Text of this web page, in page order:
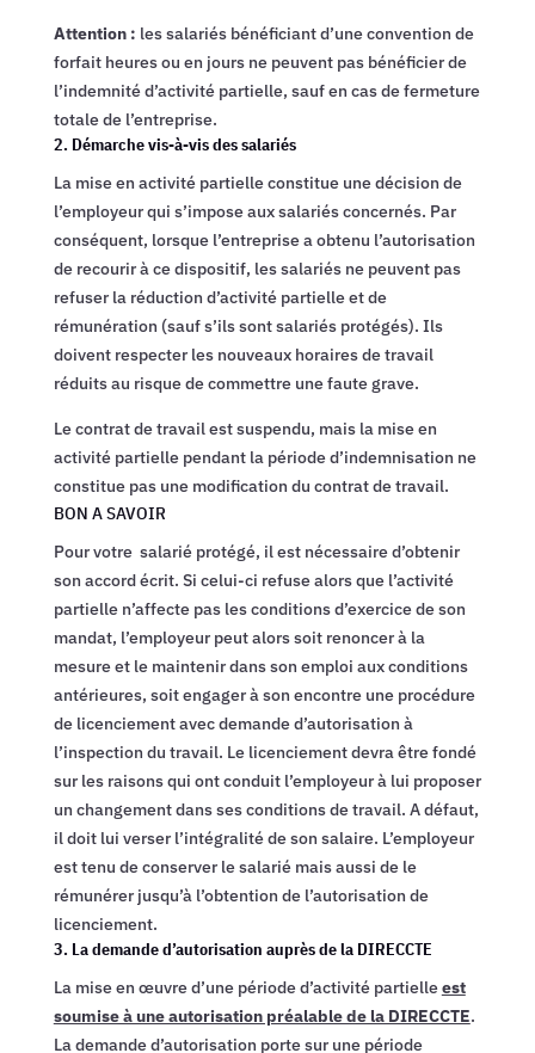
Attention : les salariés bénéficiant d’une convention de
forfait heures ou en jours ne peuvent pas bénéficier de
l’indemnité d’activité partielle, sauf en cas de fermeture
totale de l’entreprise.
2. Démarche vis-à-vis des salariés
La mise en activité partielle constitue une décision de
l’employeur qui s’impose aux salariés concernés. Par
conséquent, lorsque l’entreprise a obtenu l’autorisation
de recourir à ce dispositif, les salariés ne peuvent pas
refuser la réduction d’activité partielle et de
rémunération (sauf s’ils sont salariés protégés). Ils
doivent respecter les nouveaux horaires de travail
réduits au risque de commettre une faute grave.
Le contrat de travail est suspendu, mais la mise en
activité partielle pendant la période d’indemnisation ne
constitue pas une modification du contrat de travail.
BON A SAVOIR
Pour votre salarié protégé, il est nécessaire d’obtenir
son accord écrit. Si celui-ci refuse alors que l’activité
partielle n’affecte pas les conditions d’exercice de son
mandat, l’employeur peut alors soit renoncer à la
mesure et le maintenir dans son emploi aux conditions
antérieures, soit engager à son encontre une procédure
de licenciement avec demande d’autorisation à
l’inspection du travail. Le licenciement devra être fondé
sur les raisons qui ont conduit l’employeur à lui proposer
un changement dans ses conditions de travail. A défaut,
il doit lui verser l’intégralité de son salaire. L’employeur
est tenu de conserver le salarié mais aussi de le
rémunérer jusqu’à l’obtention de l’autorisation de
licenciement.
3. La demande d’autorisation auprès de la DIRECCTE
La mise en œuvre d’une période d’activité partielleest
soumise à une autorisation préalable de la DIRECCTE.
La demande d’autorisation porte sur une période